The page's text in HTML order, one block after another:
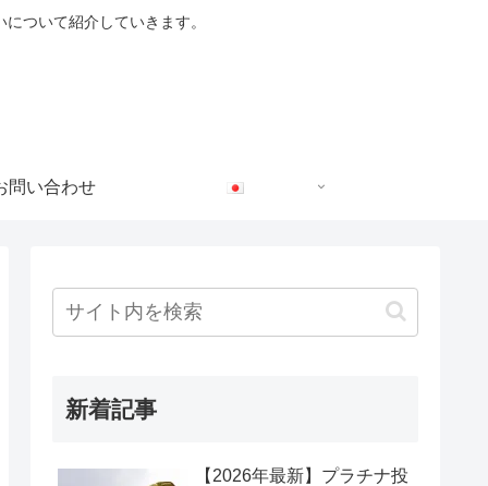
ついて紹介していきます。
問い合わせ
新着記事
【2026年最新】プラチナ投